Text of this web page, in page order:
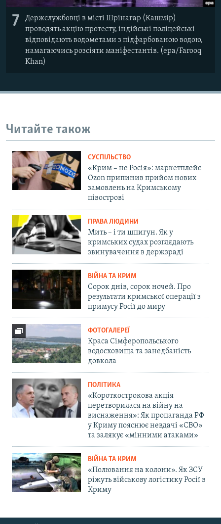
7
Держслужбовці в місті Шрінагар (Кашмір)
проводять акцію протесту, індійські поліцейські
відповідають водометами з підфарбованою водою,
намагаючись розсіяти маніфестантів. (epa/Farooq
Khan)
Читайте також
СУСПІЛЬСТВО
«Крим – не Росія»: маркетплейс
Ozon припинив прийом нових
замовлень на Кримському
півострові
ПРАВА ЛЮДИНИ
Мить – і ти шпигун. Як у
кримських судах розглядають
звинувачення в держзраді
ВІЙНА ТА КРИМ
Сорок днів, сорок ночей. Про
результати кримської операції з
примусу Росії до миру
ФОТОГАЛЕРЕЇ
Краса Сімферопольського
водосховища та занедбаність
довкола
ПОЛІТИКА
«Короткострокова акція
перетворилася на війну на
виснаження»: Як пропаганда РФ
у Криму пояснює невдачі «СВО»
та залякує «мінними атаками»
ВІЙНА ТА КРИМ
«Полювання на колони». Як ЗСУ
ріжуть військову логістику Росії в
Криму